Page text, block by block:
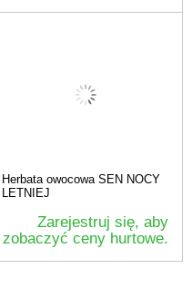
Herbata owocowa SEN NOCY
LETNIEJ
Zarejestruj się, aby
zobaczyć ceny hurtowe.